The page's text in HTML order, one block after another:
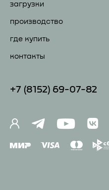
загрузки
производство
где купить
контакты
+7 (81 52) 69-07-82